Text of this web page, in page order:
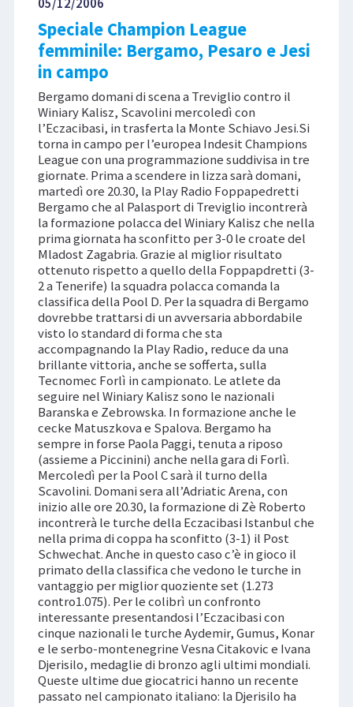
Speciale Champion League
femminile: Bergamo, Pesaro e Jesi
in campo
Bergamo domani di scena a Treviglio contro il
Winiary Kalisz, Scavolini mercoledì con
l’Eczacibasi, in trasferta la Monte Schiavo Jesi.Si
torna in campo per l’europea Indesit Champions
League con una programmazione suddivisa in tre
giornate. Prima a scendere in lizza sarà domani,
martedì ore 20.30, la Play Radio Foppapedretti
Bergamo che al Palasport di Treviglio incontrerà
la formazione polacca del Winiary Kalisz che nella
prima giornata ha sconfitto per 3-0 le croate del
Mladost Zagabria. Grazie al miglior risultato
ottenuto rispetto a quello della Foppapdretti (3-
2 a Tenerife) la squadra polacca comanda la
classifica della Pool D. Per la squadra di Bergamo
dovrebbe trattarsi di un avversaria abbordabile
visto lo standard di forma che sta
accompagnando la Play Radio, reduce da una
brillante vittoria, anche se sofferta, sulla
Tecnomec Forlì in campionato. Le atlete da
seguire nel Winiary Kalisz sono le nazionali
Baranska e Zebrowska. In formazione anche le
cecke Matuszkova e Spalova. Bergamo ha
sempre in forse Paola Paggi, tenuta a riposo
(assieme a Piccinini) anche nella gara di Forlì.
Mercoledì per la Pool C sarà il turno della
Scavolini. Domani sera all’Adriatic Arena, con
inizio alle ore 20.30, la formazione di Zè Roberto
incontrerà le turche della Eczacibasi Istanbul che
nella prima di coppa ha sconfitto (3-1) il Post
Schwechat. Anche in questo caso c’è in gioco il
primato della classifica che vedono le turche in
vantaggio per miglior quoziente set (1.273
contro1.075). Per le colibrì un confronto
interessante presentandosi l’Eczacibasi con
cinque nazionali le turche Aydemir, Gumus, Konar
e le serbo-montenegrine Vesna Citakovic e Ivana
Djerisilo, medaglie di bronzo agli ultimi mondiali.
Queste ultime due giocatrici hanno un recente
passato nel campionato italiano: la Djerisilo ha